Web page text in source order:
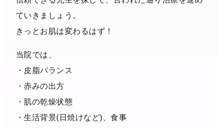
ていきましょう。
きっとお肌は変わるはず！
当院では、
・皮脂バランス
・赤みの出方
・肌の乾燥状態
・生活背景(日焼けなど)、食事